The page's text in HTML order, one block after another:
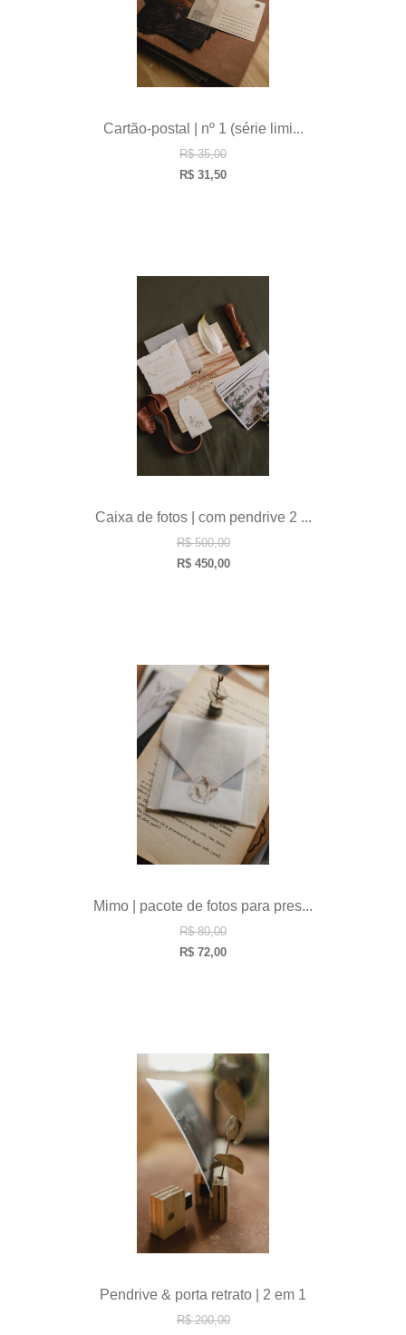
Cartão-postal | nº 1 (série limi...
R$35,00
R$ 31,50
Caixa de fotos | com pendrive 2 ...
R$500,00
R$ 450,00
Mimo | pacote de fotos para pres...
R$80,00
R$ 72,00
Pendrive & porta retrato | 2 em 1
R$200,00